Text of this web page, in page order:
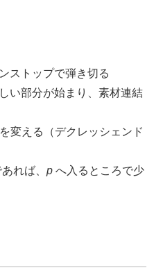
ストップで弾き切る
い部分が始まり、素材連結
変える（デクレッシェンド
れば、 p へ入るところで少